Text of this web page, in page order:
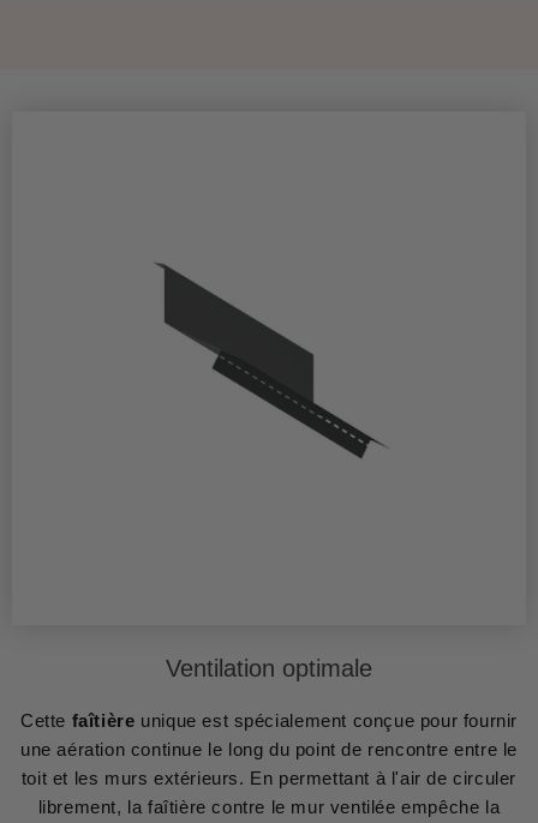
Ventilation optimale
Cette faîtière unique est spécialement conçue pour fournir
une aération continue le long du point de rencontre entre le
toit et les murs extérieurs. En permettant à l'air de circuler
librement, la faîtière contre le mur ventilée empêche la